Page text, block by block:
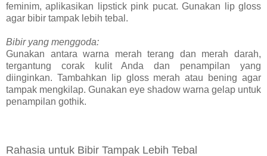
feminim, aplikasikan lipstick pink pucat. Gunakan lip gloss
agar bibir tampak lebih tebal.
Bibir yang menggoda:
Gunakan antara warna merah terang dan merah darah,
tergantung corak kulit Anda dan penampilan yang
diinginkan. Tambahkan lip gloss merah atau bening agar
tampak mengkilap. Gunakan eye shadow warna gelap untuk
penampilan gothik.
Rahasia untuk Bibir Tampak Lebih Tebal